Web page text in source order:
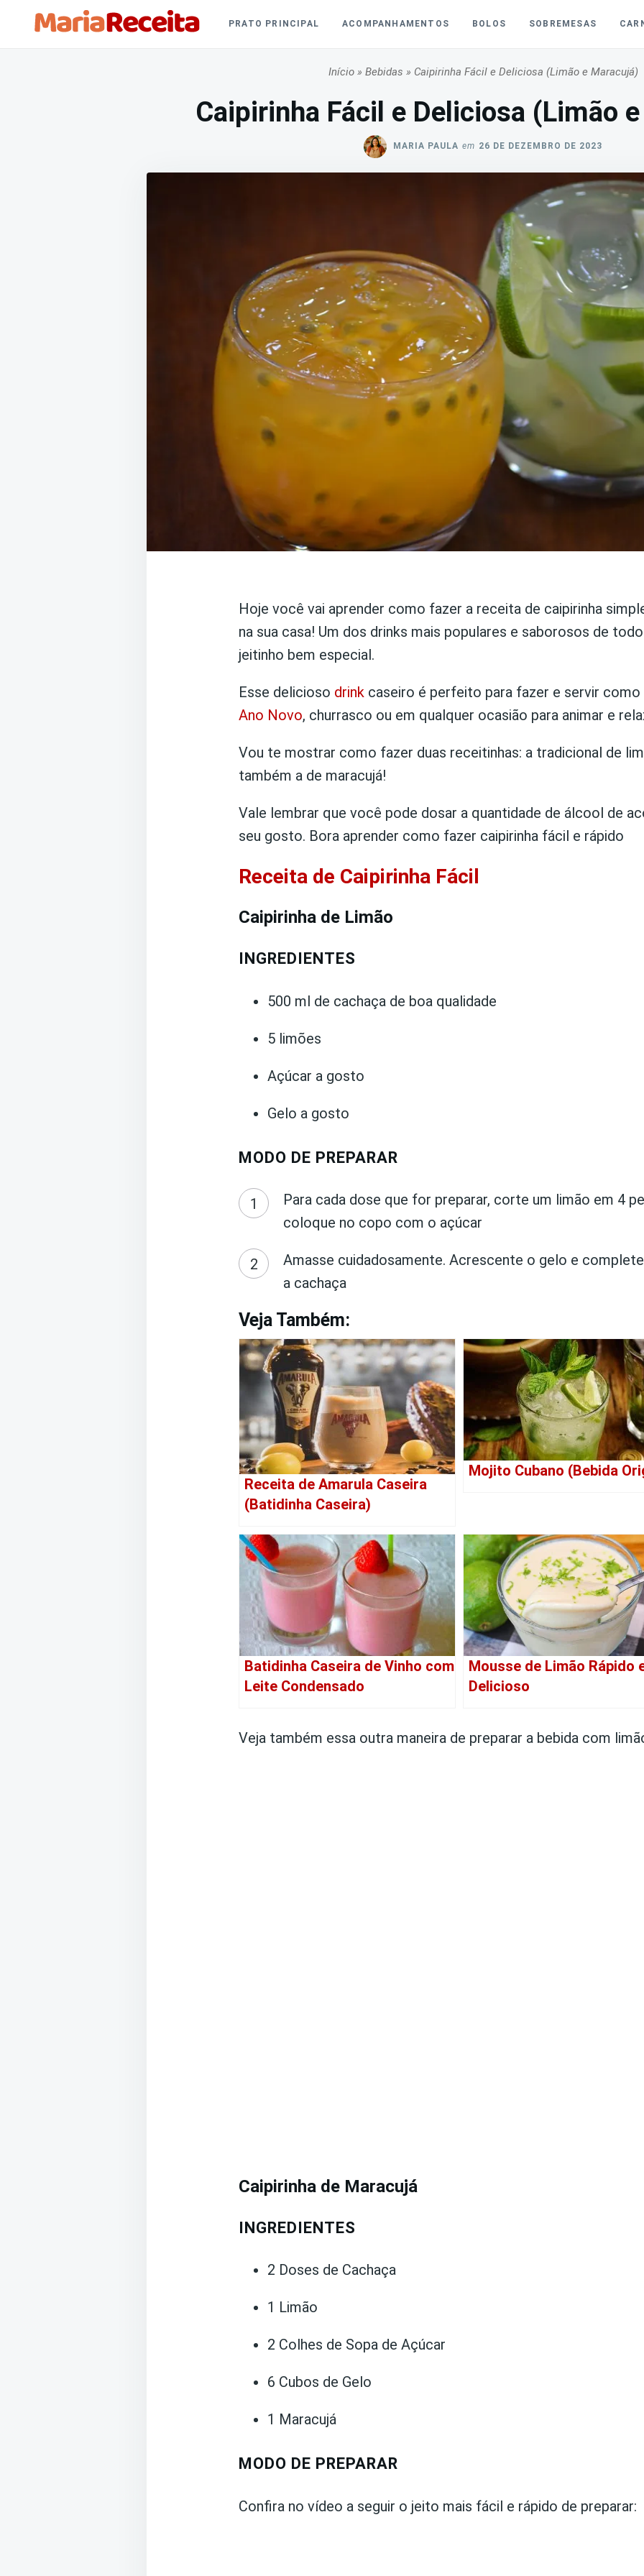
Busca
por:
PRATO PRINCIPAL ACOMPANHAMENTOS BOLOS SOBREMESAS
Início» Bebidas » Caipirinha Fácil e Deliciosa (Limão e Maracujá)
Caipirinha Fácil e Deliciosa (Limão
MARIA PAULA em 26 DE DEZEMBRO DE 2023
Hoje você vai aprender como fazer a receita de caipirinha
na sua casa! Um dos drinks mais populares e saborosos de
jeitinho bem especial.
Esse delicioso drink caseiro é perfeito para fazer e servir como
Ano Novo, churrasco ou em qualquer ocasião para animar e
Vou te mostrar como fazer duas receitinhas: a tradicional de
também a de maracujá!
Vale lembrar que você pode dosar a quantidade de álcool de
seu gosto. Bora aprender como fazer caipirinha fácil e rápido
Receita de Caipirinha Fácil
Caipirinha de Limão
INGREDIENTES
500 ml de cachaça de boa qualidade
5 limões
Açúcar a gosto
Gelo a gosto
MODO DE PREPARAR
Para cada dose que for preparar, corte um limão em 4
coloque no copo com o açúcar
Amasse cuidadosamente. Acrescente o gelo e
a cachaça
Veja Também:
Receita de Amarula Caseira
(Batidinha Caseira)
Mojito Cubano (Bebida
Batidinha Caseira de Vinho com
Leite Condensado
Mousse de Limão Rápido
Delicioso
Veja também essa outra maneira de preparar a bebida com
Caipirinha de Maracujá
INGREDIENTES
2 Doses de Cachaça
1 Limão
2 Colhes de Sopa de Açúcar
6 Cubos de Gelo
1 Maracujá
MODO DE PREPARAR
Confira no vídeo a seguir o jeito mais fácil e rápido de preparar: